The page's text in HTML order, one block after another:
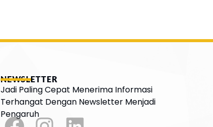
NEWSLETTER
Jadi Paling Cepat Menerima Informasi
Terhangat Dengan Newsletter Menjadi
Pengaruh